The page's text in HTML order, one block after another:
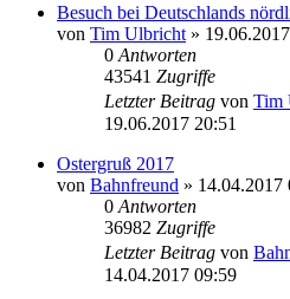
Besuch bei Deutschlands
von Tim Ulbricht »
0 Antworten
43541 Zugriffe
Letzter Beitrag von Tim
19.06.2017 20:51
Ostergruß 2017
von Bahnfreund » 14.04.2017
0 Antworten
36982 Zugriffe
Letzter Beitrag von
14.04.2017 09:59